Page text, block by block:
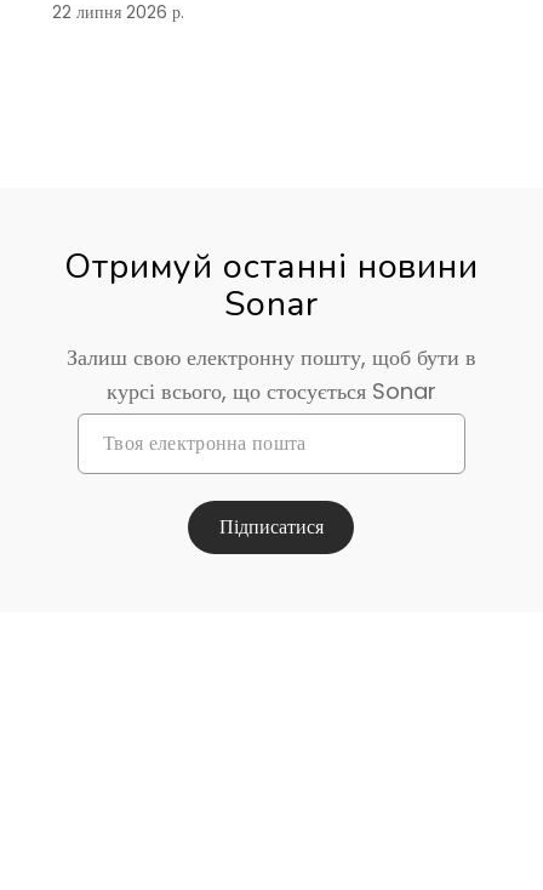
22 липня 2026 р.
Отримуй останні новини
Sonar
Залиш свою електронну пошту, щоб бути в
курсі всього, що стосується Sonar
Підписатися